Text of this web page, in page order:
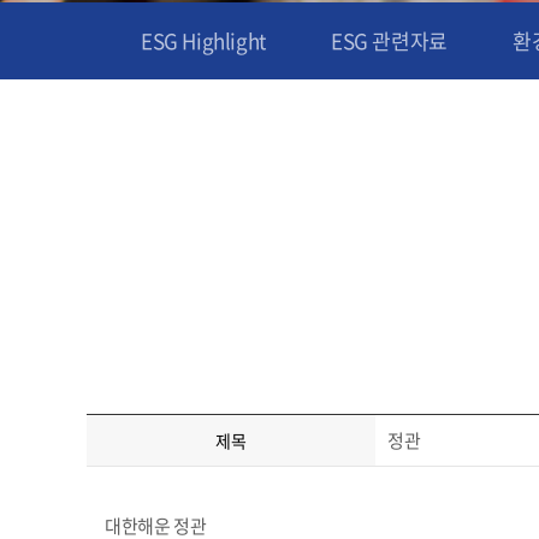
ESG Highlight ESG 관련자료
제목 정관
대한해운 정관